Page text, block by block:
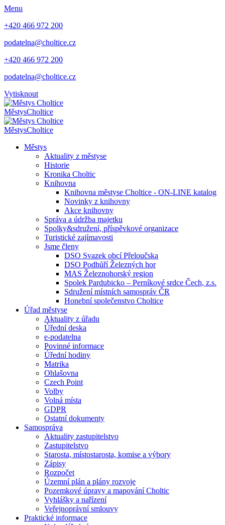
Menu
+420 466 972 200
podatelna@choltice.cz
+420 466 972 200
podatelna@choltice.cz
Vytisknout
MěstysCholtice
MěstysCholtice
Městys
Aktuality z městyse
Historie
Kronika Choltic
Knihovna
Knihovna městyse Choltice - ON-LINE katalog
Novinky z knihovny
Akce knihovny
Správa a údržba majetku
Spolky&sdružení, příspěvkové organizace
Turistické zajímavosti
Jsme členy
DSO Svazek obcí Přeloučska
DSO Podhůří Železných hor
MAS Železnohorský region
Spolek Pardubicko – Perníkové srdce Čech, z.s.
Sdružení místních samospráv ČR
Honební společenstvo Choltice
Úřad městyse
Aktuality z úřadu
Úřední deska
e-podatelna
Povinné informace
Úřední hodiny
Matrika
Ohlašovna
Czech Point
Volby
Volná místa
GDPR
Ostatní dokumenty
Samospráva
Aktuality zastupitelstvo
Zastupitelstvo
Starosta, místostarosta, komise a výbory
Zápisy
Rozpočet
Územní plán a plány rozvoje
Pozemkové úpravy a mapování Choltic
Vyhlášky a nařízení
Veřejnoprávní smlouvy
Praktické informace